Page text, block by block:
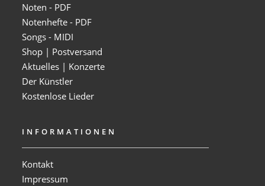
Noten - PDF
Notenhefte - PDF
Songs - MIDI
Shop | Postversand
Aktuelles | Konzerte
Der Künstler
Kostenlose Lieder
INFORMATIONEN
Kontakt
Impressum